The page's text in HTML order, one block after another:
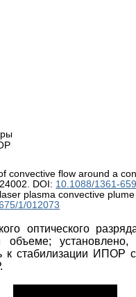
convective flow around a
DOI: 10.1088/1361-
plasma convective
1/012073
оптического
объеме;
к стабилизации ИПОР